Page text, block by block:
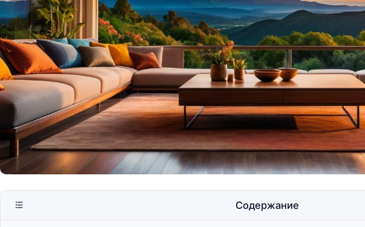
Содержание
Замки Европы, в которых стоит
побывать